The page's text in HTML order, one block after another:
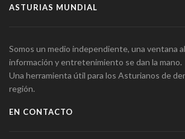
ASTURIAS MUNDIAL
Somos un medio independiente, una ventana
información y entretenimiento se dan la mano.
Una herramienta útil para los Asturianos de
región.
EN CONTACTO